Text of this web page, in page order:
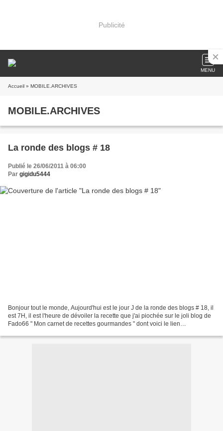
Publicité
MENU
Accueil » MOBILE.ARCHIVES
MOBILE.ARCHIVES
La ronde des blogs # 18
Publié le 26/06/2011 à 06:00
Par gigidu5444
Bonjour tout le monde, Aujourd'hui est le jour J de la ronde des blogs # 18, il
est 7H, il est l'heure de dévoiler la recette que j'ai piochée sur le joli blog de
Fado66 " Mon carnet de recettes gourmandes " dont voici le lien